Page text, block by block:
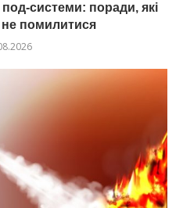
системи: поради, які
помилитися